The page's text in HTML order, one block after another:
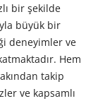
bir şekilde
büyük bir
deneyimler ve
Hem
takip
ve kapsamlı